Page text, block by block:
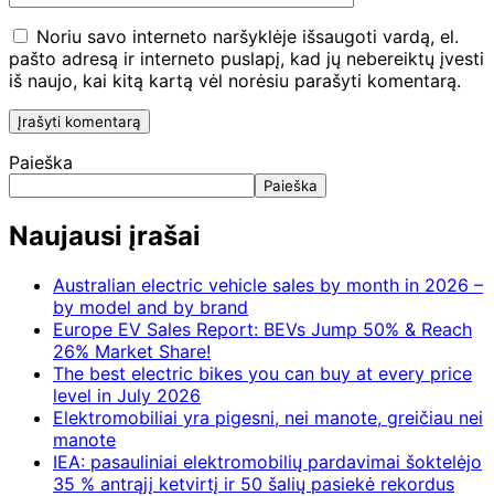
Noriu savo interneto naršyklėje išsaugoti vardą, el.
pašto adresą ir interneto puslapį, kad jų nebereiktų įvesti
iš naujo, kai kitą kartą vėl norėsiu parašyti komentarą.
Paieška
Paieška
Naujausi įrašai
Australian electric vehicle sales by month in 2026 –
by model and by brand
Europe EV Sales Report: BEVs Jump 50% & Reach
26% Market Share!
The best electric bikes you can buy at every price
level in July 2026
Elektromobiliai yra pigesni, nei manote, greičiau nei
manote
IEA: pasauliniai elektromobilių pardavimai šoktelėjo
35 % antrąjį ketvirtį ir 50 šalių pasiekė rekordus